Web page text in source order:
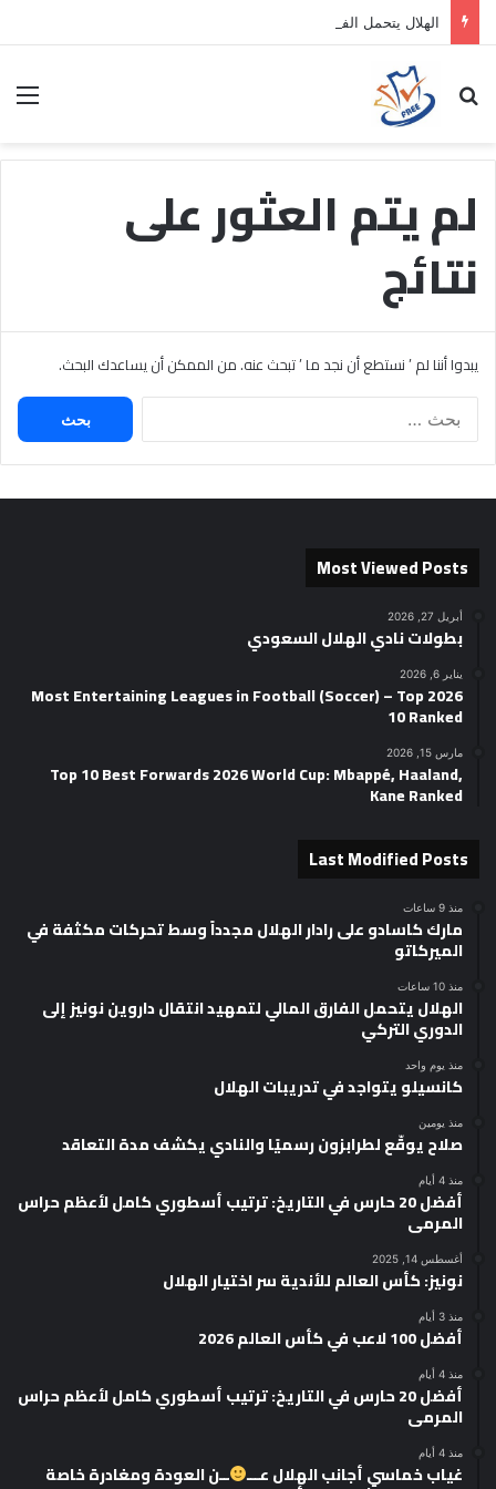
بحث عن
لم يتم العثور على
نتائج
يبدوا أننا لم ’ نستطع أن نجد ما ’ تبحث عنه. من الممكن أن يساعدك البحث.
البحث
Most Viewed Posts
أبريل 27, 2026
بطولات نادي الهلال السعودي
يناير 6, 2026
2026 Most Entertaining Leagues in Football (Soccer) – Top
10 Ranked
مارس 15, 2026
Top 10 Best Forwards 2026 World Cup: Mbappé, Haaland,
Kane Ranked
Last Modified Posts
منذ 9 ساعات
مارك كاسادو على رادار الهلال مجدداً وسط تحركات مكثفة في
الميركاتو
منذ 10 ساعات
الهلال يتحمل الفارق المالي لتمهيد انتقال داروين نونيز إلى
الدوري التركي
منذ يوم واحد
كانسيلو يتواجد في تدريبات الهلال
منذ يومين
صلاح يوقّع لطرابزون رسميًا والنادي يكشف مدة التعاقد
منذ 4 أيام
أفضل 20 حارس في التاريخ: ترتيب أسطوري كامل لأعظم حراس
المرمى
أغسطس 14, 2025
نونيز: كأس العالم للأندية سر اختيار الهلال
منذ 3 أيام
أفضل 100 لاعب في كأس العالم 2026
منذ 4 أيام
أفضل 20 حارس في التاريخ: ترتيب أسطوري كامل لأعظم حراس
المرمى
منذ 4 أيام
غياب خماسي أجانب الهلال عـــ ــن العودة ومغادرة خاصة